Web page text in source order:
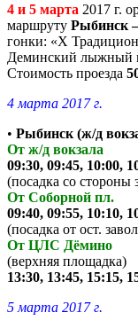
4 и 5 марта 2017 г.
маршруту Рыбинск
гонки: «Х
Деминский лыжный
Стоимость проезда
4 марта 2017 г.
• Рыбинск (ж/д
От ж/д вокзала
09:30, 09:45, 10:00,
(посадка со стороны
От Соборной пл.
09:40, 09:55, 10:10,
(посадка от ост.
От ЦЛС Дёмино
(верхняя площадка)
13:30, 13:45, 15:15,
5 марта 2017 г.